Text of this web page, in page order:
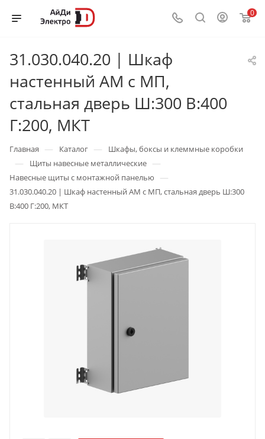
0
31.030.040.20 | Шкаф
настенный АМ с МП,
стальная дверь Ш:300 В:400
Г:200, МКТ
Главная — Каталог — Шкафы, боксы и клеммные коробки
— Щиты навесные металлические —
Навесные щиты с монтажной панелью —
31.030.040.20 | Шкаф настенный АМ с МП, стальная дверь Ш:300
В:400 Г:200, МКТ